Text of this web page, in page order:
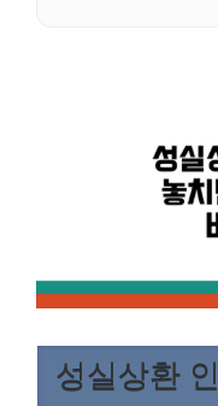
성실상환